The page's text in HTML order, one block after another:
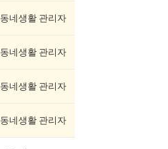
동네생활 관리자
동네생활 관리자
동네생활 관리자
동네생활 관리자